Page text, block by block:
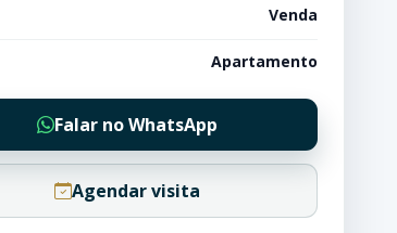
Venda
Apartamento
Falar no WhatsApp
Agendar visita